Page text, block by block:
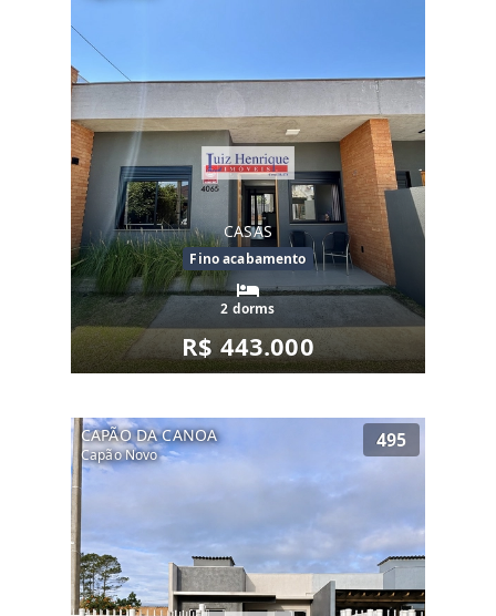
CASAS
Fino acabamento
2 dorms
R$ 443.000
CAPÃO DA CANOA
Capão Novo
495